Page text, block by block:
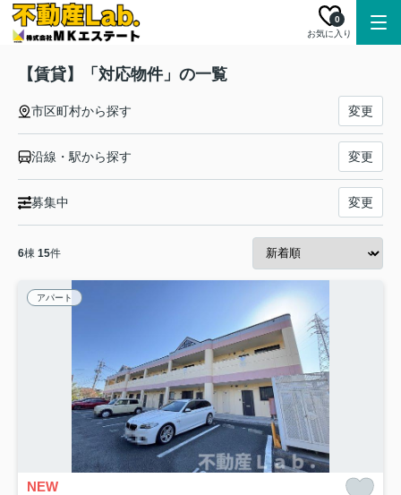
お気に入り
0
【賃貸】「対応物件」の一覧
市区町村から探す 変更
沿線・駅から探す 変更
募集中 変更
6棟 15件
アパート
NEW